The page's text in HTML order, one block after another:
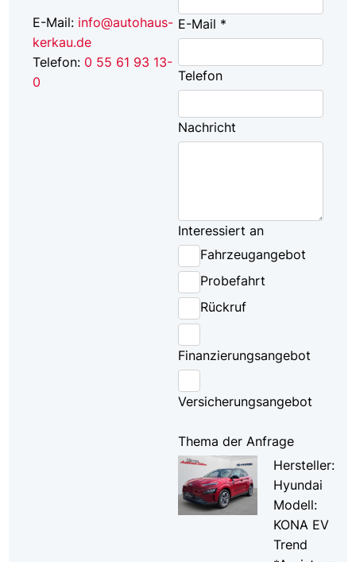
E-Mail: info@autohaus-
kerkau.de
Telefon: 0 55 61 93 13-
0
E-Mail *
Telefon
Nachricht
Interessiert an
Fahrzeugangebot
Probefahrt
Rückruf
Finanzierungsangebot
Versicherungsangebot
Thema der Anfrage
Hersteller:
Hyundai
Modell:
KONA EV
Trend